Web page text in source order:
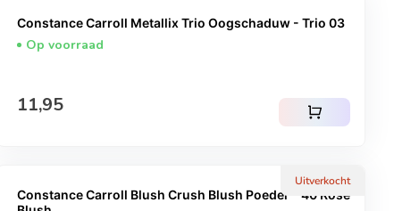
Constance Carroll Metallix Trio Oogschaduw - Trio 03
Op voorraad
Normale prijs
11,95 shopping_cart
Uitverkocht
Constance Carroll Blush Crush Blush Poeder - 40 Rose